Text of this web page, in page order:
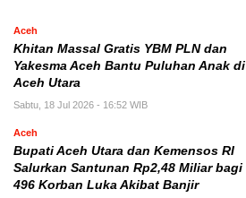
Aceh
Khitan Massal Gratis YBM PLN dan
Yakesma Aceh Bantu Puluhan Anak di
Aceh Utara
Sabtu, 18 Jul 2026 - 16:52 WIB
Aceh
Bupati Aceh Utara dan Kemensos RI
Salurkan Santunan Rp2,48 Miliar bagi
496 Korban Luka Akibat Banjir